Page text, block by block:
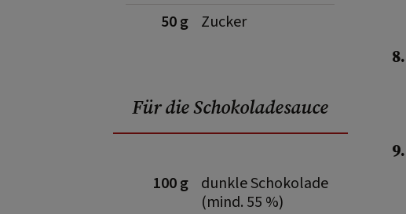
50 g
Zucker
Für die Schokoladesauce
100 g
dunkle Schokolade
(mind. 55 %)